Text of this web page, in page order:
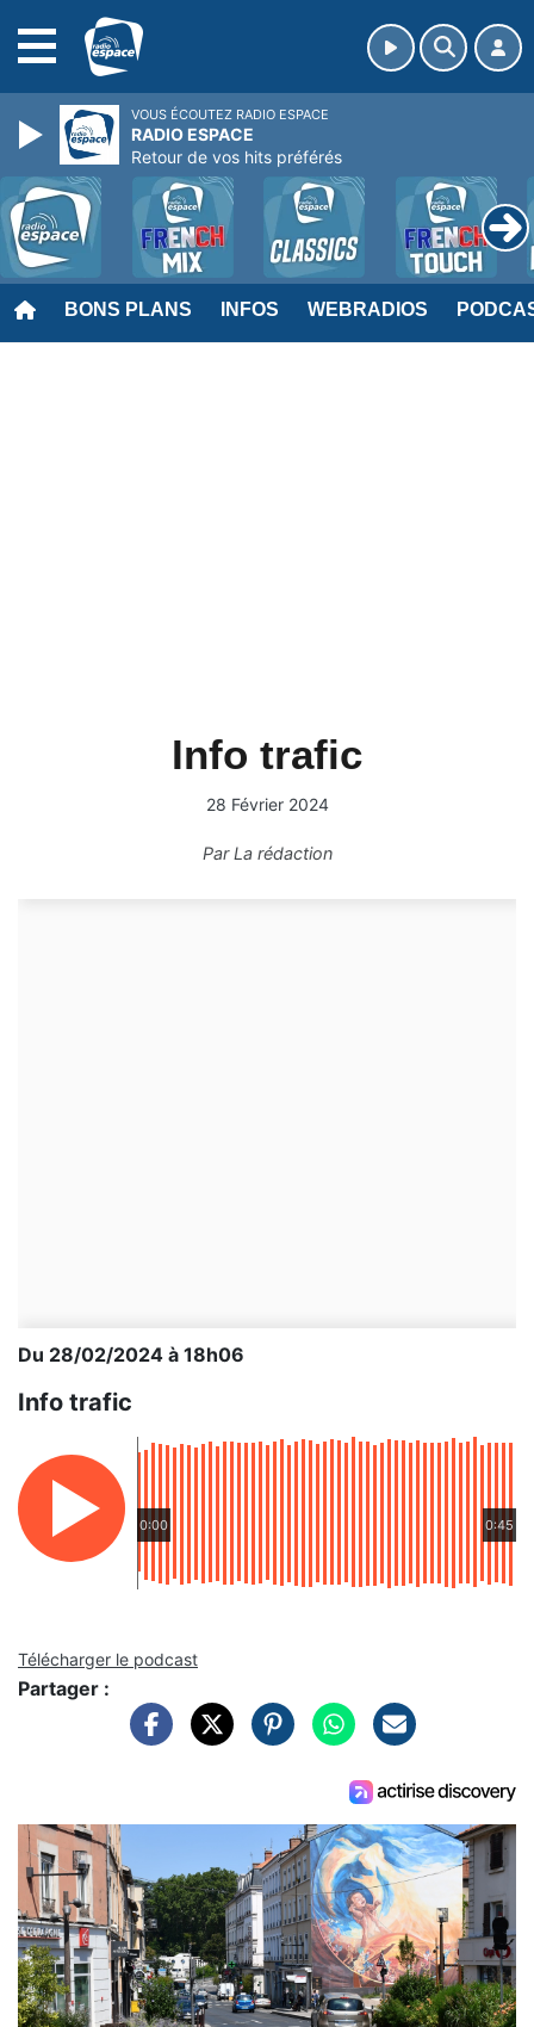
BONS PLANS INFOS WEBRADIOS
Info trafic
28 Février 2024
ParLa rédaction
Du 28/02/2024 à 18h06
Info trafic
0:00 0:45
Télécharger le podcast
Partager :
VOUS ÉCOUTEZ RADIO ESPACE
RADIO ESPACE
Retour de vos hits préférés